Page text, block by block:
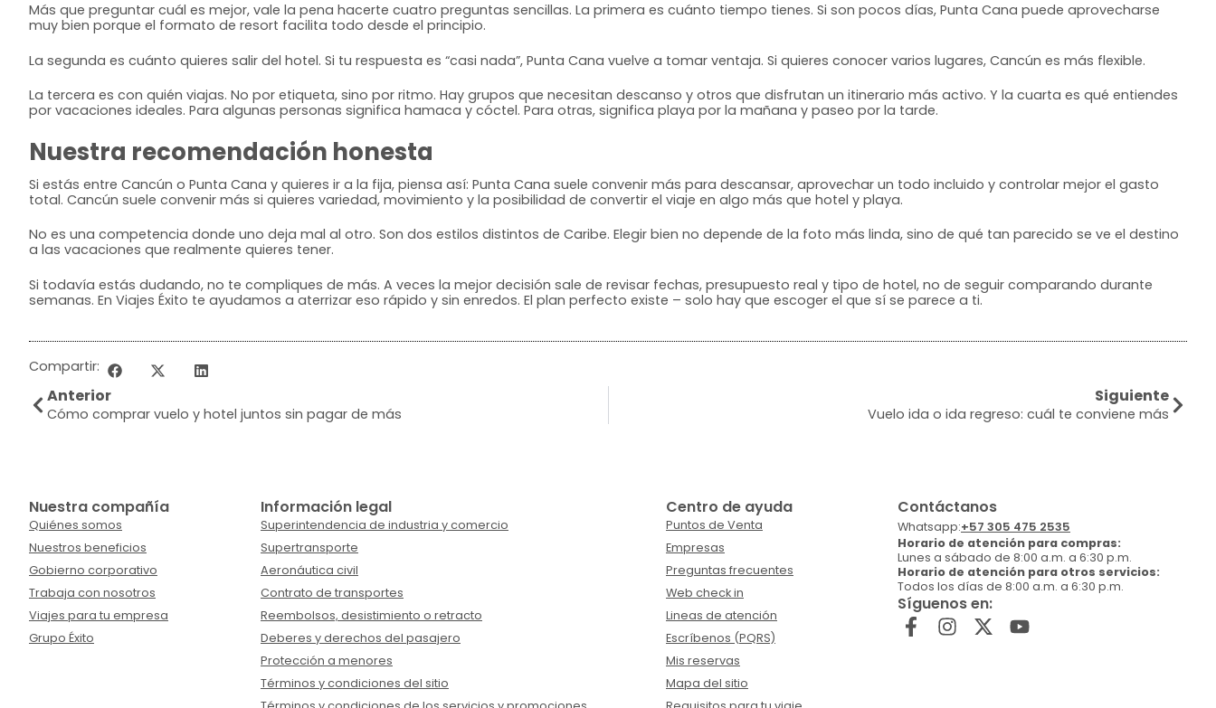
Más que preguntar cuál es mejor, vale la pena hacerte cuatro preguntas sencillas. La primera es cuánto tiempo tienes. Si son pocos días, Punta Cana puede aprovecharse
muy bien porque el formato de resort facilita todo desde el principio.
La segunda es cuánto quieres salir del hotel. Si tu respuesta es “casi nada”, Punta Cana vuelve a tomar ventaja. Si quieres conocer varios lugares, Cancún es más flexible.
La tercera es con quién viajas. No por etiqueta, sino por ritmo. Hay grupos que necesitan descanso y otros que disfrutan un itinerario más activo. Y la cuarta es qué entiendes
por vacaciones ideales. Para algunas personas significa hamaca y cóctel. Para otras, significa playa por la mañana y paseo por la tarde.
Nuestra recomendación honesta
Si estás entre Cancún o Punta Cana y quieres ir a la fija, piensa así: Punta Cana suele convenir más para descansar, aprovechar un todo incluido y controlar mejor el gasto
total. Cancún suele convenir más si quieres variedad, movimiento y la posibilidad de convertir el viaje en algo más que hotel y playa.
No es una competencia donde uno deja mal al otro. Son dos estilos distintos de Caribe. Elegir bien no depende de la foto más linda, sino de qué tan parecido se ve el destino
a las vacaciones que realmente quieres tener.
Si todavía estás dudando, no te compliques de más. A veces la mejor decisión sale de revisar fechas, presupuesto real y tipo de hotel, no de seguir comparando durante
semanas. En Viajes Éxito te ayudamos a aterrizar eso rápido y sin enredos. El plan perfecto existe – solo hay que escoger el que sí se parece a ti.
Compartir:
Anterior
Cómo comprar vuelo y hotel juntos sin pagar de más
Siguiente
Vuelo ida o ida regreso: cuál te conviene más
Nuestra compañía
Quiénes somos
Nuestros beneficios
Gobierno corporativo
Trabaja con nosotros
Viajes para tu empresa
Grupo Éxito
Información legal
Superintendencia de industria y comercio
Supertransporte
Aeronáutica civil
Contrato de transportes
Reembolsos, desistimiento o retracto
Deberes y derechos del pasajero
Protección a menores
Términos y condiciones del sitio
Centro de ayuda
Puntos de Venta
Empresas
Preguntas frecuentes
Web check in
Lineas de atención
Escríbenos (PQRS)
Mis reservas
Mapa del sitio
Contáctanos
Whatsapp:+57 305 475 2535
Horario de atención para compras:
Lunes a sábado de 8:00 a.m. a 6:30 p.m.
Horario de atención para otros servicios:
Todos los días de 8:00 a.m. a 6:30 p.m.
Síguenos en: